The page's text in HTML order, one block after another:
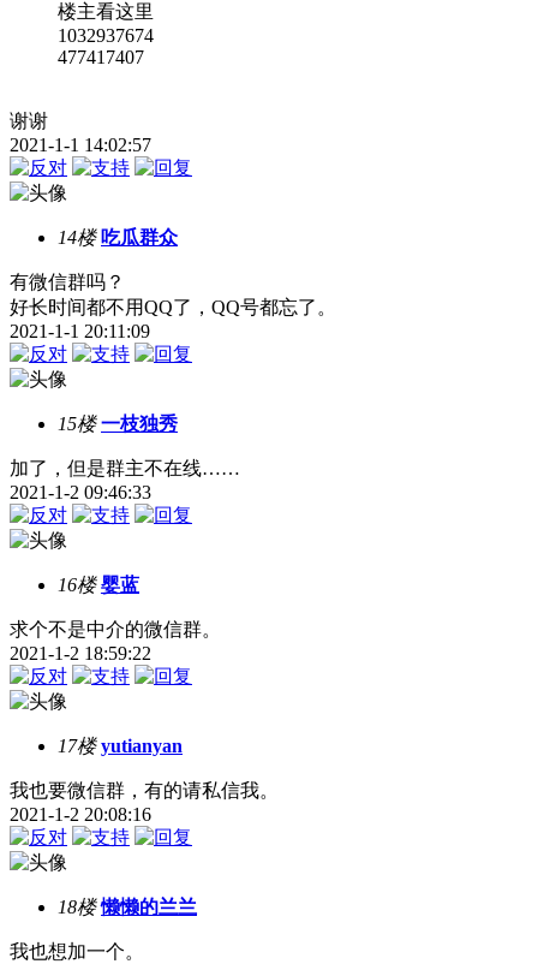
楼主看这里
1032937674
477417407
谢谢
2021-1-1 14:02:57
14楼 吃瓜群众
有微信群吗？
好长时间都不用QQ了，QQ号都忘了。
2021-1-1 20:11:09
15楼 一枝独秀
加了，但是群主不在线……
2021-1-2 09:46:33
16楼 婴蓝
求个不是中介的微信群。
2021-1-2 18:59:22
17楼 yutianyan
我也要微信群，有的请私信我。
2021-1-2 20:08:16
18楼 懒懒的兰兰
我也想加一个。